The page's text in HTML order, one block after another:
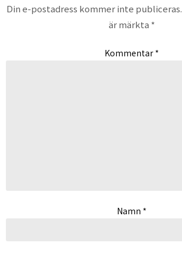
Din e-postadress kommer inte publiceras.
är märkta *
Kommentar *
Namn *